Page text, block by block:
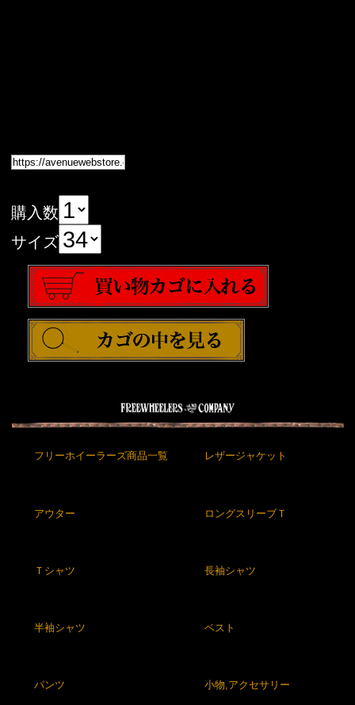
購入数
サイズ
フリーホイーラーズ商品一覧 レザージャケット
アウター ロングスリーブＴ
Ｔシャツ 長袖シャツ
半袖シャツ ベスト
パンツ 小物,アクセサリー